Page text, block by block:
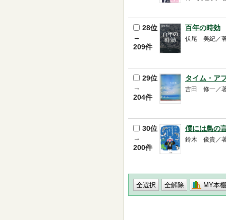
28位
→
209件
百年の時効
伏尾 美紀／
29位
→
204件
タイム・ア
吉田 修一／
30位
→
200件
僕には鳥の
鈴木 俊貴／
MY本